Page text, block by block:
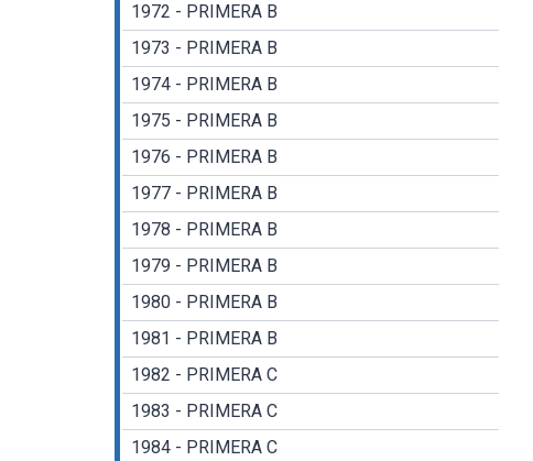
1972 - PRIMERA B
1973 - PRIMERA B
1974 - PRIMERA B
1975 - PRIMERA B
1976 - PRIMERA B
1977 - PRIMERA B
1978 - PRIMERA B
1979 - PRIMERA B
1980 - PRIMERA B
1981 - PRIMERA B
1982 - PRIMERA C
1983 - PRIMERA C
1984 - PRIMERA C